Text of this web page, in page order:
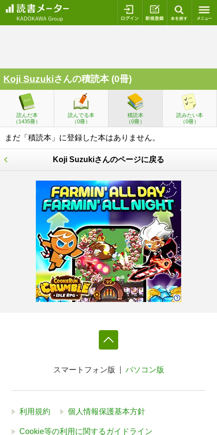
ログイン 新規登録
Koji Suzukiさんの積読本 (0冊)
読んだ本
（1435冊）
読んでる本
（0冊）
積読本
（0冊）
読みたい本
（0冊）
まだ「積読本」に登録した本はありません。
Koji Suzukiさんのページに戻る
スマートフォン版 パソコン版
利用規約 個人情報保護基本方針
Cookie等の利用に関するガイドライン